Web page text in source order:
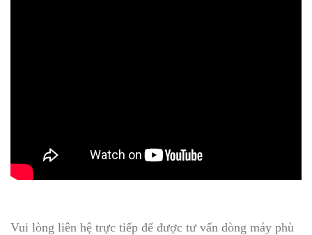
Vui lòng liên hệ trực tiếp để được tư vấn dòng máy phù